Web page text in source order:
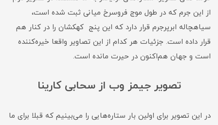
از این جرم که در طول موج فروسرخ میانی ثبت شده است،
سیاهچاله ابرپرجرم قرار دارد که این پنج کهکشان را در کنار هم
قرار داده است. جزئیات هر کدام از این تصاویر واقعا خیره‌کننده
است و جهان هم‌اکنون در حیرت مانده است.
تصویر جیمز وب از سحابی کارینا
در این تصویر برای اولین بار ستاره‌هایی را می‌بینیم که قبلا برای ما